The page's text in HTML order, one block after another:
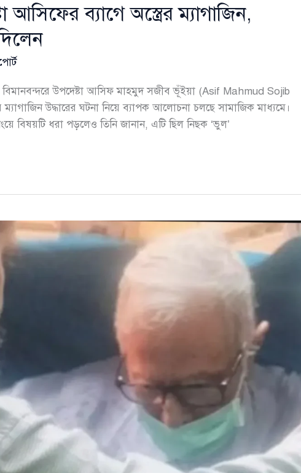
আসিফের ব্যাগে অস্ত্রের ম্যাগাজিন,
বিমানবন্দরে উপদেষ্টা আসিফ মাহমুদ সজীব ভূঁইয়া (Asif Mahmud Sojib
উদ্ধারের ঘটনা নিয়ে ব্যাপক আলোচনা চলছে সামাজিক মাধ্যমে।
বিষয়টি ধরা পড়লেও তিনি জানান, এটি ছিল নিছক ‘ভুল’